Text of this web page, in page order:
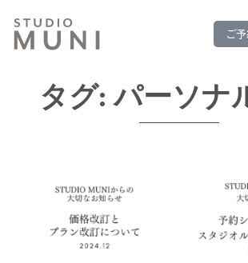
ご
タグ:パーソナ